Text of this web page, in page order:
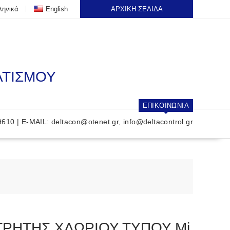
English ΑΡΧΙΚΗ ΣΕΛΙΔΑ
ΕΠΙΚΟΙΝΩΝΙΑ
| E-MAIL: deltacon@otenet.gr, info@deltacontrol.gr